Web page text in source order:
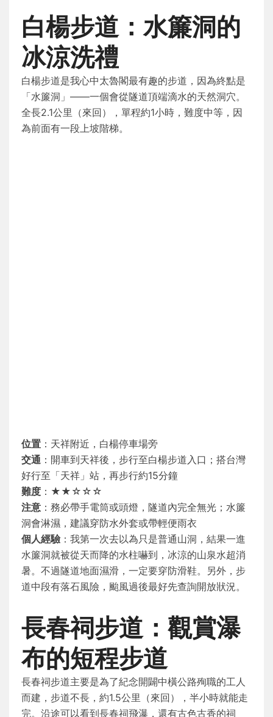
白楊步道：水簾洞的
冰涼洗禮
白楊步道是我心中太魯閣最有趣的步道，因為終點是
「水簾洞」——一個會從隧道頂端滴水的天然洞穴。
全長2.1公里（來回），單程約1小時，難度中等，因
為前面有一段上坡階梯。
位置 ：天祥附近，白楊停車場旁
交通 ：開車到天祥後，步行至白楊步道入口；搭台灣
好行至「天祥」站，再步行約15分鐘
難度 ：★★☆☆☆
注意 ：務必帶手電筒或頭燈，隧道內完全無光；水簾
洞會淋濕，建議穿防水外套或帶輕便雨衣
個人經驗 ：我第一次去以為只是普通山洞，結果一進
水簾洞就被從天而降的水柱嚇到，冰涼的山泉水超消
暑。不過隧道地面濕滑，一定要穿防滑鞋。另外，步
道中段有落石風險，颱風過後最好先查詢開放狀況。
長春祠步道：觀賞瀑
布的短程步道
長春祠步道主要是為了紀念開闢中橫公路殉職的工人
而建，步道不長，約1.5公里（來回），半小時就能走
完。沿途可以看到長春祠飛瀑，還有古色古香的祠